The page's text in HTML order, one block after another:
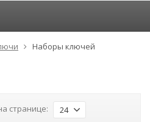
Наборы ключей
странице: 24